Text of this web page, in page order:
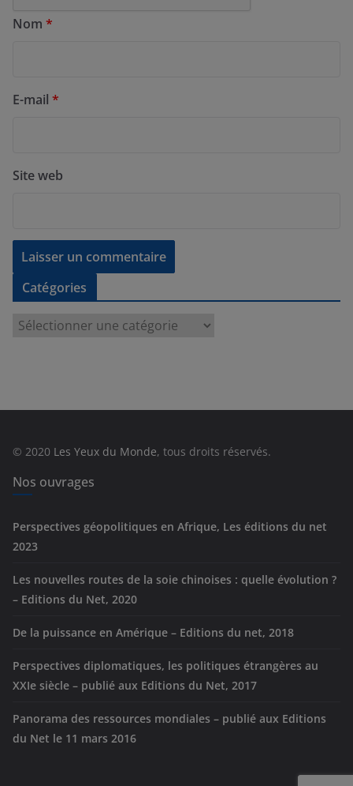
Nom *
E-mail *
Site web
Catégories
e
© 2020 Les Yeux du Monde, tous droits réservés.
Nos ouvrages
Perspectives géopolitiques en Afrique, Les éditions du net
2023
Les nouvelles routes de la soie chinoises : quelle évolution ?
– Editions du Net, 2020
De la puissance en Amérique – Editions du net, 2018
Perspectives diplomatiques, les politiques étrangères au
XXIe siècle – publié aux Editions du Net, 2017
Panorama des ressources mondiales – publié aux Editions
du Net le 11 mars 2016